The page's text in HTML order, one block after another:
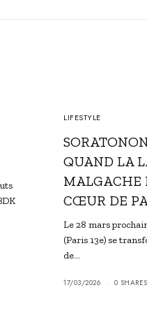
LIFESTYLE
QUAND LA
MALGACHE
CŒUR DE
Le 28 mars
(Paris 13e) se
de…
17/03/2026 0 SHARES